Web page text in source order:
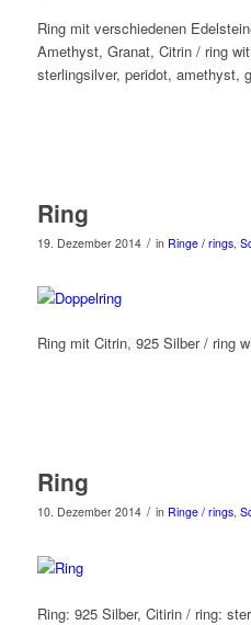
Ring mit verschiedenen
Amethyst, Granat, Citrin / ring
sterlingsilver, peridot, amethyst,
Ring
19. Dezember 2014 / in Ringe / rings,
Ring mit Citrin, 925 Silber / ring
Ring
10. Dezember 2014 / in Ringe / rings,
Ring: 925 Silber, Citirin / ring: